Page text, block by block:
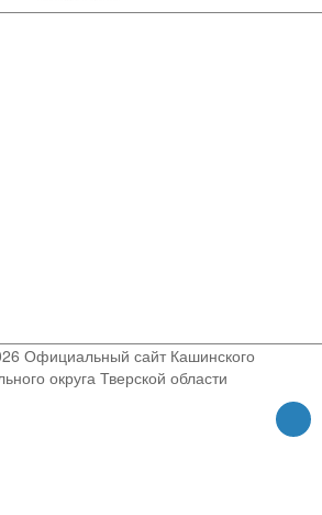
Официальный сайт Кашинского
округа Тверской области